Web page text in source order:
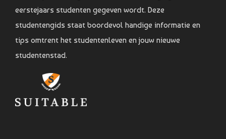
eerstejaars studenten gegeven wordt. Deze
studentengids staat boordevol handige informatie en
tips omtrent het studentenleven en jouw nieuwe
studentenstad.